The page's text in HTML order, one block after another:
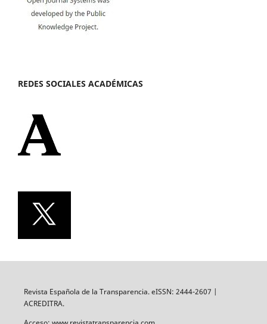
REDES SOCIALES ACADÉMICAS
Revista Española de la Transparencia. eISSN: 2444-2607 |
ACREDITRA.